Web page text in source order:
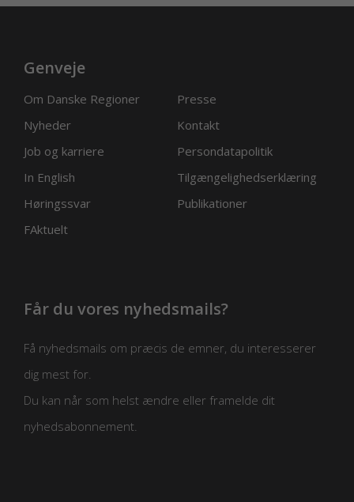
Genveje
Om Danske Regioner
Presse
Nyheder
Kontakt
Job og karriere
Persondatapolitik
In English
Tilgængelighedserklæring
Høringssvar
Publikationer
FAktuelt
Får du vores nyhedsmails?
Få nyhedsmails om præcis de emner, du interesserer
dig mest for.
Du kan når som helst ændre eller framelde dit
nyhedsabonnement.